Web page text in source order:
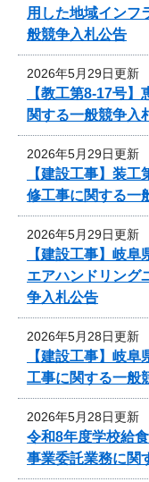
用した地域インフ
般競争入札公告
2026年5月29日更新
【教工第8-17号
関する一般競争入
2026年5月29日更新
【建設工事】装
修工事に関する一
2026年5月29日更新
【建設工事】岐
エアハンドリング
争入札公告
2026年5月28日更新
【建設工事】岐
工事に関する一般
2026年5月28日更新
令和8年度学校給
事業委託業務に関